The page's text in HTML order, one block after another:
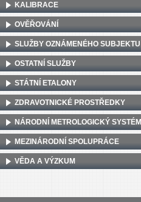
KALIBRACE
OVĚŘOVÁNÍ
SLUŽBY OZNÁMENÉHO SUBJEKTU
OSTATNÍ SLUŽBY
STÁTNÍ ETALONY
ZDRAVOTNICKÉ PROSTŘEDKY
NÁRODNÍ METROLOGICKÝ SYSTÉM
MEZINÁRODNÍ SPOLUPRÁCE
VĚDA A VÝZKUM